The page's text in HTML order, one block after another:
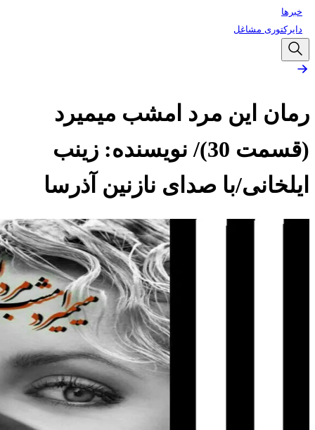
خبرها
دایرکتوری مشاغل
رمان این مرد امشب میمیرد
(قسمت 30)/ نویسنده: زینب
ایلخانی/با صدای نازنین آذرسا